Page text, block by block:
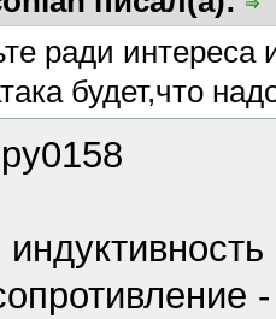
ради интереса
будет,что